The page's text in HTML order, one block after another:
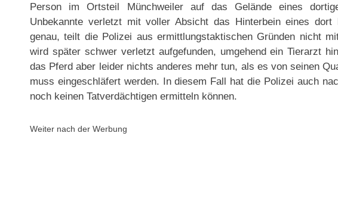
Person im Ortsteil Münchweiler auf das Gelände eines
Unbekannte verletzt mit voller Absicht das Hinterbein eines dort
genau, teilt die Polizei aus ermittlungstaktischen Gründen nicht
wird später schwer verletzt aufgefunden, umgehend ein Tierarzt
das Pferd aber leider nichts anderes mehr tun, als es von seinen
muss eingeschläfert werden. In diesem Fall hat die Polizei auch
noch keinen Tatverdächtigen ermitteln können.
Weiter nach der Werbung